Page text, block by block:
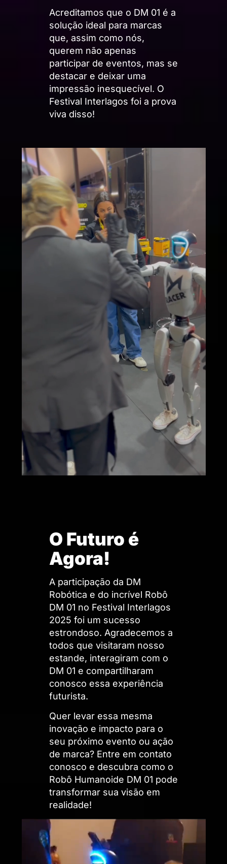
Acreditamos que o DM 01 é a
solução ideal para marcas
que, assim como nós,
querem não apenas
participar de eventos, mas se
destacar e deixar uma
impressão inesquecível. O
Festival Interlagos foi a prova
viva disso!
O Futuro é
Agora!
A participação da DM
Robótica e do incrível Robô
DM 01 no Festival Interlagos
2025 foi um sucesso
estrondoso. Agradecemos a
todos que visitaram nosso
estande, interagiram com o
DM 01 e compartilharam
conosco essa experiência
futurista.
Quer levar essa mesma
inovação e impacto para o
seu próximo evento ou ação
de marca? Entre em contato
conosco e descubra como o
Robô Humanoide DM 01 pode
transformar sua visão em
realidade!